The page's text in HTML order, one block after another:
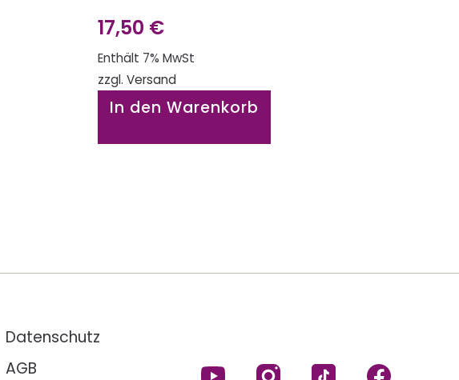
17,50 €
Enthält 7% MwSt
zzgl.Versand
In den Warenkorb
Datenschutz
AGB